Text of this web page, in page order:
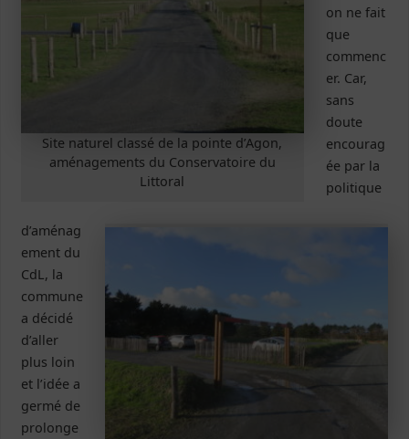
Site naturel classé de la pointe d’Agon,
aménagements du Conservatoire du
Littoral
on ne fait
que
commenc
er. Car,
sans
doute
encourag
ée par la
politique
d’aménag
ement du
CdL, la
commune
a décidé
d’aller
plus loin
et l’idée a
germé de
prolonge